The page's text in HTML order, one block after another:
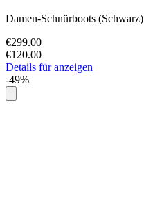
Damen-Schnürboots (Schwarz)
€299.00
€120.00
Details für anzeigen
-49%